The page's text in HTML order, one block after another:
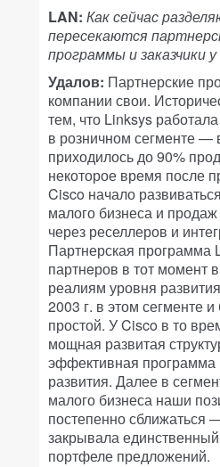
LAN: Как сейчас
пересекаются
программы и заказчики
Удалов: Партнерские
компании свои.
тем, что Linksys
в розничном сегменте —
приходилось до 90%
некоторое время после
Cisco начало
малого бизнеса и продаж
через реселлеров и
Партнерская программа
партнeров в тот момент
реалиям уровня
2003 г. в этом сегменте
простой. У Cisco в то
мощная развитая
эффективная программа
развития. Далее в
малого бизнеса наши
постепенно сближаться
закрывала
портфеле предложений.